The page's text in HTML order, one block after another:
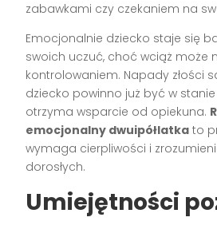
zabawkami czy czekaniem na
Emocjonalnie dziecko staje się
swoich uczuć, choć wciąż może
kontrolowaniem. Napady złości
dziecko powinno już być w
otrzyma wsparcie od opiekuna.
emocjonalny dwuipółlatka to
wymaga cierpliwości i
dorosłych.
Umiejętności